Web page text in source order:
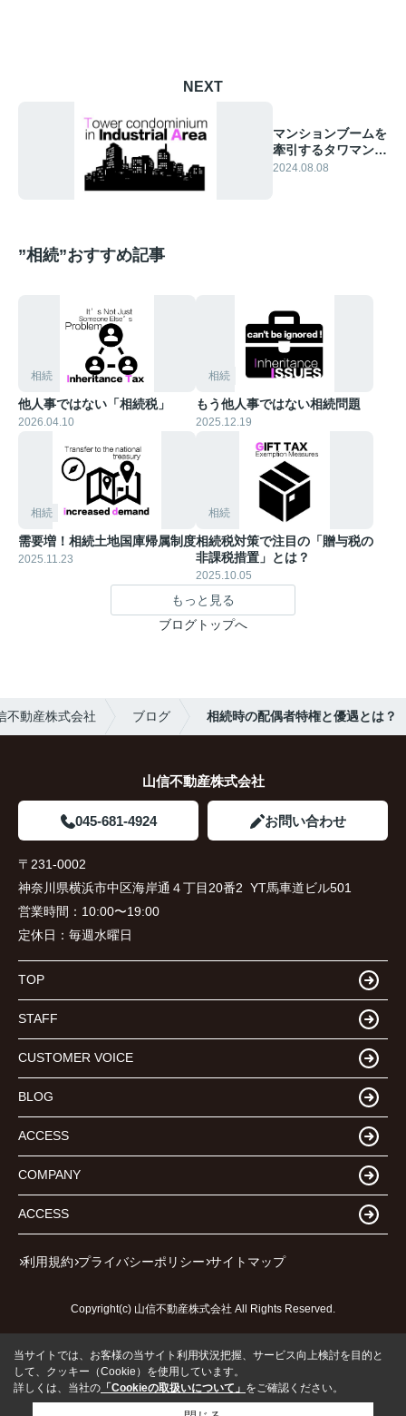
NEXT
マンションブームを
牽引するタワマン乱
立の実態
2024.08.08
”相続”おすすめ記事
相続
他人事ではない「相続税」
2026.04.10
相続
もう他人事ではない相続問題
2025.12.19
相続
需要増！相続土地国庫帰属制度
2025.11.23
相続
相続税対策で注目の「贈与税の
非課税措置」とは？
2025.10.05
もっと見る
ブログトップへ
不動産株式会社 ブログ 相続時の配偶者特権と優遇とは？
山信不動産株式会社
045-681-4924 お問い合わせ
〒231-0002
神奈川県横浜市中区海岸通４丁目20番2 YT馬車道ビル501
営業時間： 10:00〜19:00
定休日： 毎週水曜日
TOP
STAFF
CUSTOMER VOICE
BLOG
ACCESS
COMPANY
ACCESS
利用規約 プライバシーポリシー サイトマップ
Copyright(c) 山信不動産株式会社 All Rights Reserved.
当サイトでは、お客様の当サイト利用状況把握、サービス向上検討を目的と
して、クッキー（Cookie）を使用しています。
詳しくは、当社の 「Cookieの取扱いについて」 をご確認ください。